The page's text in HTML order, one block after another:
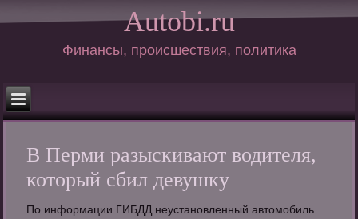
Autobi.ru
Финансы, происшествия, политика
В Перми разыскивают водителя,
который сбил девушку
По информации ГИБДД неустановленный автомобиль